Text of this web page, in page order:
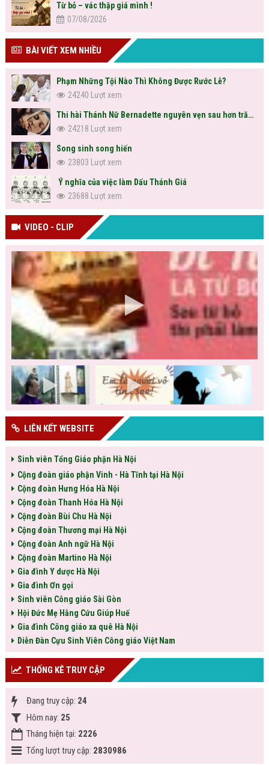
Từ bỏ – vác thập giá mình !
07/08/2026
BÀI VIẾT XEM NHIỀU
Phạm Những Tội Nào Thì Không Được Rước Lễ?
24240 Lượt xem
Thi hài Thánh Nữ Bernadette nguyên vẹn sau hơn trăm năm
24218 Lượt xem
Song sinh song hiến
23803 Lượt xem
Ý nghĩa của việc làm Dấu Thánh Giá
23688 Lượt xem
VIDEO - CLIP
LIÊN KẾT WEBSITE
Sinh viên Tổng Giáo phận Hà Nội
Cộng đoàn giáo phận Vinh - Hà Tĩnh tại Hà Nội
Cộng đoàn Hưng Hóa Hà Nội
Cộng đoàn Thanh Hóa Hà Nội
Cộng đoàn Bùi Chu Hà Nội
Cộng đoàn Thương mại Hà Nội
Cộng đoàn Anh ngữ Hà Nội
Cộng đoàn Martino Hà Nội
Gia đình Y dược Hà Nội
Gia đình Ơn gọi
Sinh viên Công giáo Sài Gòn
Hội Đức Mẹ Hằng Cứu Giúp Huế
Gia đình Công giáo xa quê Hà Nội
Diễn Đàn Cựu Sinh Viên Công giáo Việt Nam
THỐNG KÊ TRUY CẬP
Đang truy cập: 24
Hôm nay: 25
Tháng hiện tại: 2226
Tổng lượt truy cập: 2830986